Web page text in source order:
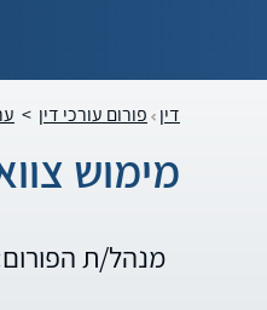
דין פורום עורכי דין >
מימוש
מנהל/ת